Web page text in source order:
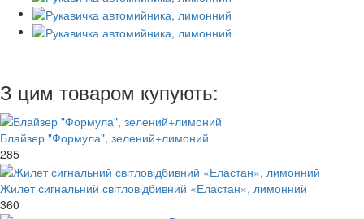
З цим товаром купують:
Блайзер "Формула", зелений+лимоний
285
Жилет сигнальний світловідбивний «Еластан», лимонний
360